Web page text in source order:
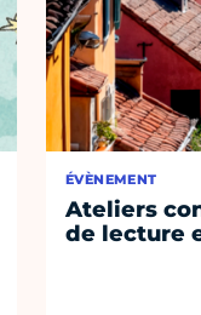
ÉVÈNEMENT
Ateliers
de lecture